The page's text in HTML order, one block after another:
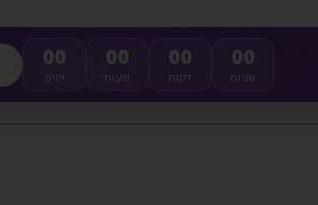
00
ימים
00
שעות
00
דקות
00
שניות